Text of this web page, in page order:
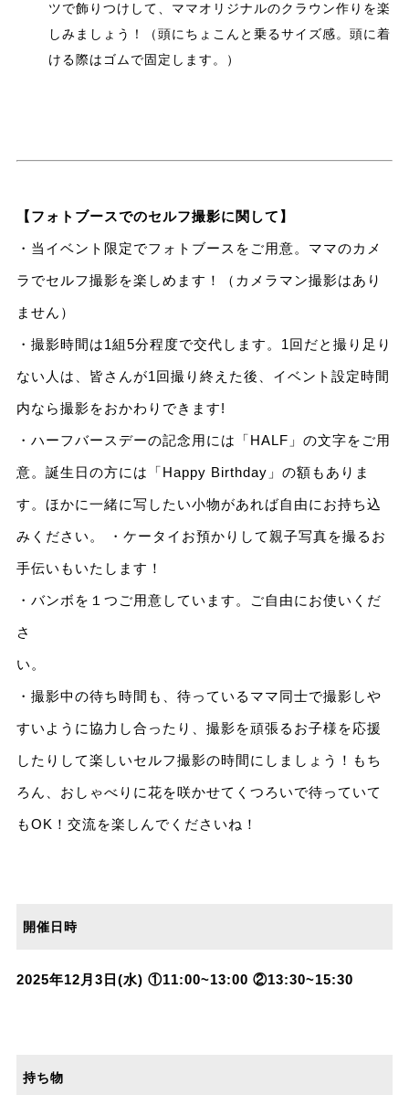
ツで飾りつけして、ママオリジナルのクラウン作りを楽
しみましょう！（頭にちょこんと乗るサイズ感。頭に着
ける際はゴムで固定します。）
【フォトブースでのセルフ撮影に関して】
・当イベント限定でフォトブースをご用意。ママのカメ
ラでセルフ撮影を楽しめます！（カメラマン撮影はあり
ません）
・撮影時間は1組5分程度で交代します。1回だと撮り足り
ない人は、皆さんが1回撮り終えた後、イベント設定時間
内なら撮影をおかわりできます!
・ハーフバースデーの記念用には「HALF」の文字をご用
意。誕生日の方には「Happy Birthday」の額もありま
す。ほかに一緒に写したい小物があれば自由にお持ち込
みください。 ・ケータイお預かりして親子写真を撮るお
手伝いもいたします！
・バンボを１つご用意しています。ご自由にお使いくだ
さ
い
・撮影中の待ち時間も、待っているママ同士で撮影しや
すいように協力し合ったり、撮影を頑張るお子様を応援
したりして楽しいセルフ撮影の時間にしましょう！もち
ろん、おしゃべりに花を咲かせてくつろいで待っていて
もOK！交流を楽しんでくださいね！
開催日時
2025年12月3日(水) ①11:00~13:00 ②13:30~15:30
持ち物